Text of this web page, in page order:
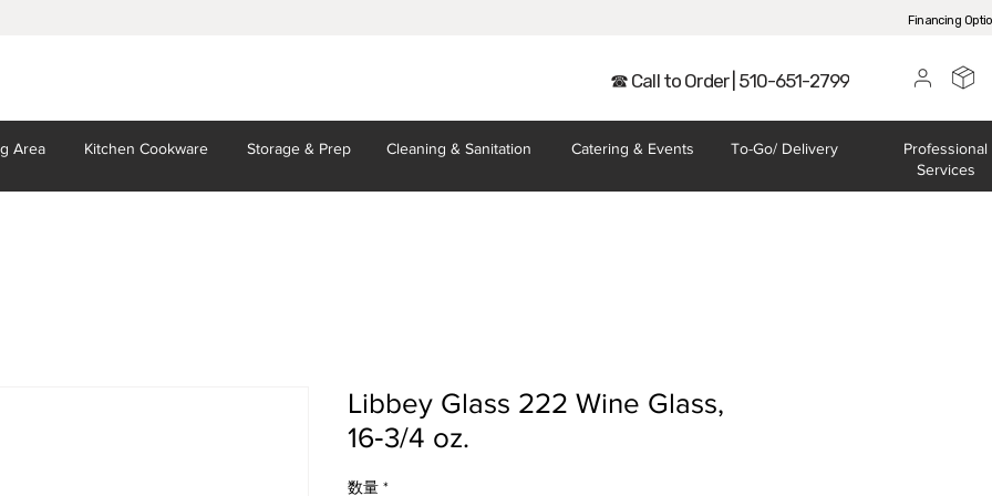
Financing
☎ Call to Order | 510-651-2799
Area Kitchen Cookware Storage & Prep Cleaning & Sanitation Catering & Events To-Go/Delivery
Professional
Services
Libbey Glass 222 Wine Glass,
16‐3/4 oz.
数量 *